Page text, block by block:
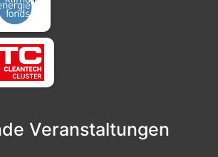
Veranstaltungen